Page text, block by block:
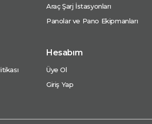
Araç Şarj İstasyonları
Panolar ve Pano Ekipmanları
Hesabım
Üye Ol
Giriş Yap